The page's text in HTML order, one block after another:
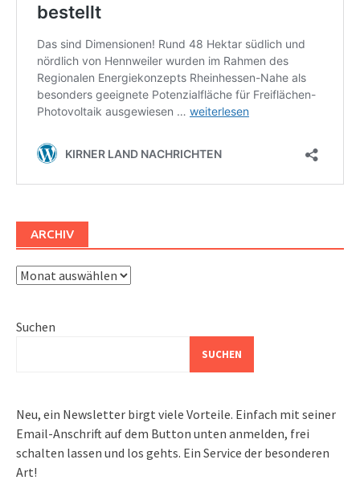
ARCHIV
Archiv
Suchen
SUCHEN
Neu, ein Newsletter birgt viele Vorteile. Einfach mit seiner
Email-Anschrift auf dem Button unten anmelden, frei
schalten lassen und los gehts. Ein Service der besonderen
Art!